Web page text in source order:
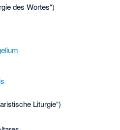
des Wortes“)
Liturgie“)